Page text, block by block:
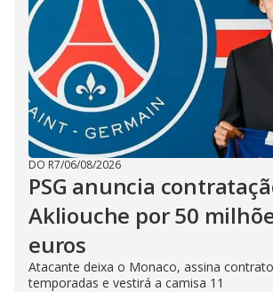
DO R7/06/08/2026
PSG anuncia
Akliouche por 50
euros
Atacante deixa o Monaco, assina
temporadas e vestirá a camisa 11